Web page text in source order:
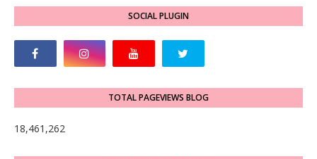
SOCIAL PLUGIN
TOTAL PAGEVIEWS BLOG
18,461,262